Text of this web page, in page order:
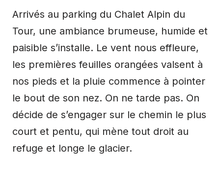
Arrivés au parking du Chalet Alpin du
Tour, une ambiance brumeuse, humide et
paisible s’installe. Le vent nous effleure,
les premières feuilles orangées valsent à
nos pieds et la pluie commence à pointer
le bout de son nez. On ne tarde pas. On
décide de s’engager sur le chemin le plus
court et pentu, qui mène tout droit au
refuge et longe le glacier.